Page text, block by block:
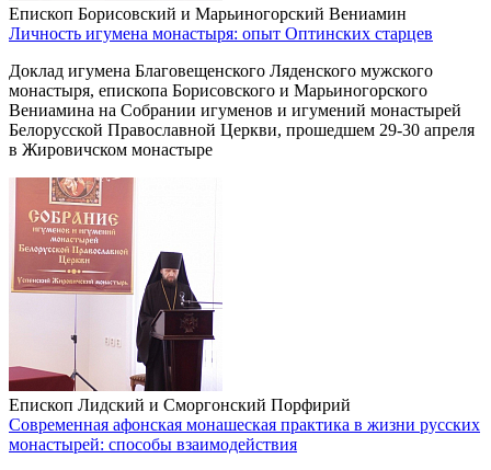
Епископ Борисовский и Марьиногорский Вениамин
Личность игумена монастыря: опыт Оптинских старцев
Доклад игумена Благовещенского Ляденского мужского
монастыря, епископа Борисовского и Марьиногорского
Вениамина на Собрании игуменов и игумений монастырей
Белорусской Православной Церкви, прошедшем 29-30 апреля
в Жировичском монастыре
Епископ Лидский и Сморгонский Порфирий
Современная афонская монашеская практика в жизни русских
монастырей: способы взаимодействия